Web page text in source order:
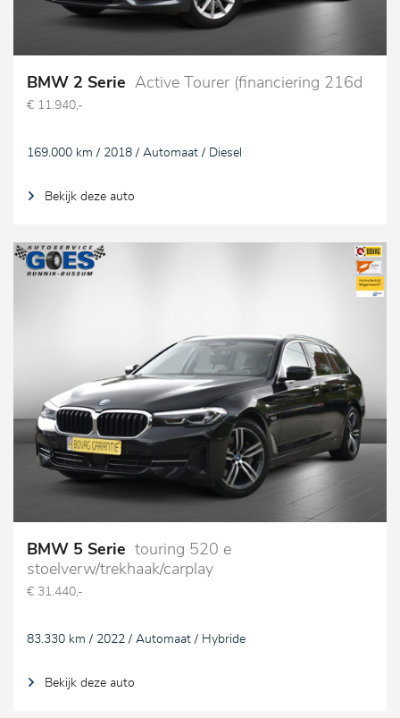
BMW 2 Serie Active Tourer (financiering 216d
€ 11.940,-
169.000 km / 2018 / Automaat / Diesel
Bekijk deze auto
BMW 5 Serie
touring 520 e
stoelverw/trekhaak/carplay
€ 31.440,-
83.330 km / 2022 / Automaat / Hybride
Bekijk deze auto